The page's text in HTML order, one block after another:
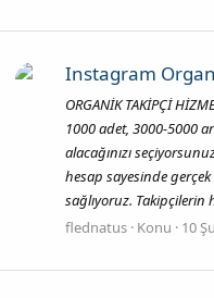
Instagram
ORGANİK TAKİPÇİ
1000 adet, 3000-5000
alacağınızı
hesap sayesinde
sağlıyoruz. Takipçilerin
flednatus Konu 10